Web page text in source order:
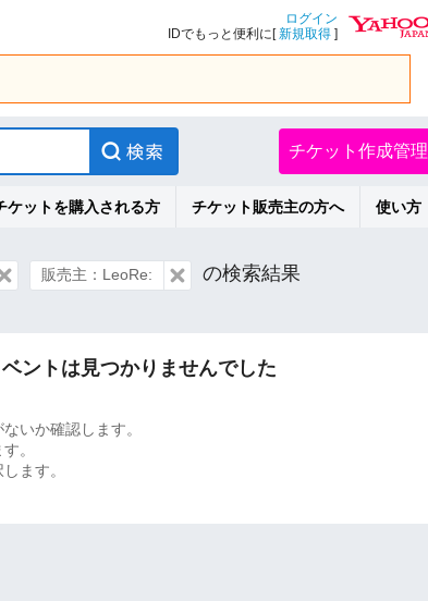
ログイン
IDでもっと便利に[新規取得 ]
チケット作成管理
ケットを購入される方 チケット販売主の方へ 使い方
販売主：LeoRe: の検索結果
ントは見つかりませんでした
いか確認します。
。
ます。